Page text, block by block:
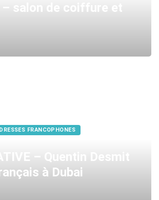
– salon de coiffure et
FRANCOPHONES
– Quentin Desmit
à Dubai